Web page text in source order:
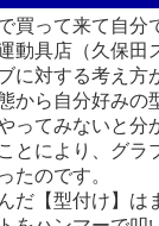
買って来て自
動具店（久保
に対する考え
から自分好み
ってみないと
とにより、グラ
たのです。
だ【型付け】は